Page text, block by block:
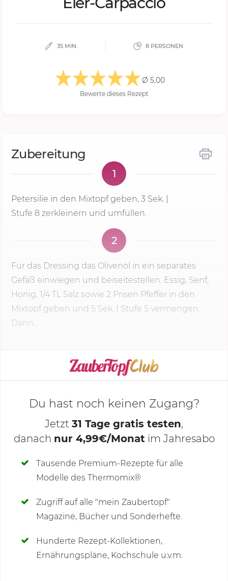
35 MIN. 8 PERSONEN
Ø 5,00
Bewerte dieses Rezept
Zubereitung
1
Petersilie in den Mixtopf geben, 3 Sek.
Stufe 8 zerkleinern und umfüllen.
2
Für das Dressing das Olivenöl in ein separates
Gefäß einwiegen und beiseitestellen. Essig, Senf,
Honig, 1/4 TL Salz sowie 2 Prisen Pfeffer in den
Mixtopf geben und 5 Sek. Stufe 5 vermengen.
Dann...
KOCHMODUS STARTEN
Deine Notizen
Du hast noch keinen Zugang?
Jetzt 31 Tage gratis testen,
danach nur 4,99€/Monat im Jahresabo
Tausende Premium-Rezepte für alle
Modelle des Thermomix®
Zugriff auf alle "mein Zaubertopf"
Magazine, Bücher und Sonderhefte.
Hunderte Rezept-Kollektionen,
Ernährungspläne, Kochschule u.v.m.
Kommentare(4)